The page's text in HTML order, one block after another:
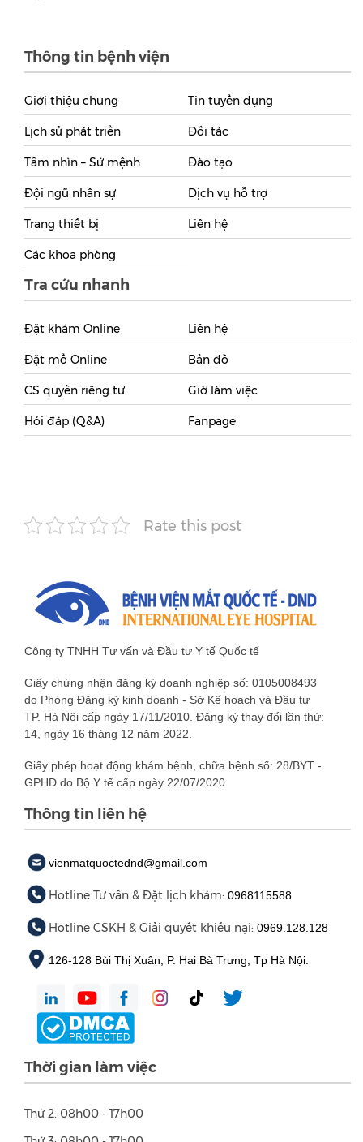
Thông tin bệnh viện
Giới thiệu chung
Lịch sử phát triển
Tầm nhìn – Sứ mệnh
Đội ngũ nhân sự
Trang thiết bị
Các khoa phòng
Tin tuyển dụng
Đối tác
Đào tạo
Dịch vụ hỗ trợ
Liên hệ
Tra cứu nhanh
Đặt khám Online
Đặt mổ Online
CS quyền riêng tư
Hỏi đáp (Q&A)
Liên hệ
Bản đồ
Giờ làm việc
Fanpage
Rate this post
Công ty TNHH Tư vấn và Đầu tư Y tế Quốc tế
Giấy chứng nhận đăng ký doanh nghiệp số: 0105008493
do Phòng Đăng ký kinh doanh - Sở Kế hoạch và Đầu tư
TP. Hà Nội cấp ngày 17/11/2010. Đăng ký thay đổi lần thứ:
14, ngày 16 tháng 12 năm 2022.
Giấy phép hoạt động khám bệnh, chữa bệnh số: 28/BYT -
GPHĐ do Bộ Y tế cấp ngày 22/07/2020
Thông tin liên hệ
vienmatquoctednd@gmail.com
Hotline Tư vấn & Đặt lịch khám: 0968115588
Hotline CSKH & Giải quyết khiếu nại: 0969.128.128
126-128 Bùi Thị Xuân, P. Hai Bà Trưng, Tp Hà Nội.
Thời gian làm việc
Thứ 2: 08h00 - 17h00